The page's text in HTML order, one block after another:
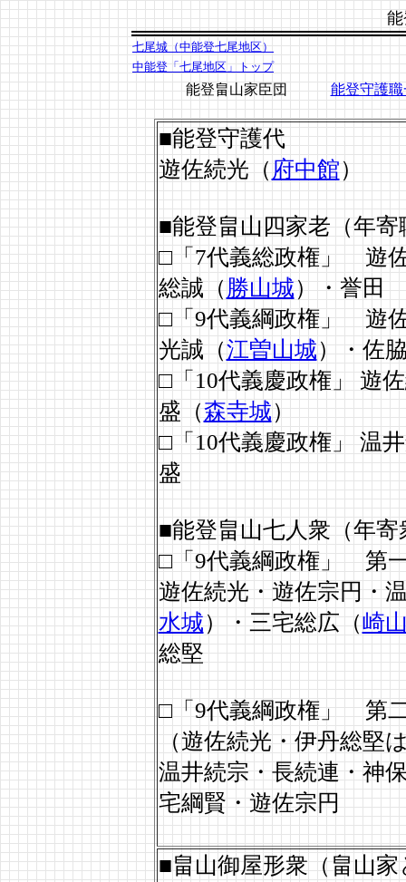
七尾城（中能登七尾地区）
中能登「七尾地区」トップ
能登畠山家臣団 能登守護職
■能登守護代
遊佐続光（府中館）
■能登畠山四家老（年寄
□「7代義総政権」 遊
総誠（勝山城）・誉田
□「9代義綱政権」 遊
光誠（江曽山城）・佐
□「10代義慶政権」 遊
盛（森寺城）
□「10代義慶政権」 温
盛
■能登畠山七人衆（年寄
□「9代義綱政権」 第
遊佐続光・遊佐宗円・
水城）・三宅総広（崎
総堅
□「9代義綱政権」 第
（遊佐続光・伊丹総堅
温井続宗・長続連・神
宅綱賢・遊佐宗円
■畠山御屋形衆（畠山